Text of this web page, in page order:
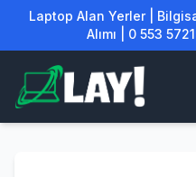
Laptop Alan Yerler |
Alımı | 0 553